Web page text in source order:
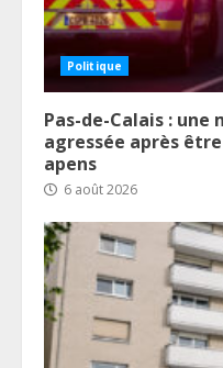
Politique
Pas-de-Calais :
agressée après
apens
6 août 2026